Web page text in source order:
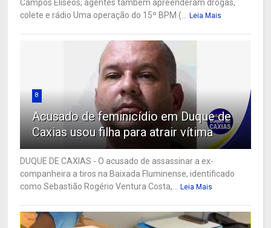
Campos Elíseos; agentes também apreenderam drogas,
colete e rádio Uma operação do 15º BPM (...
Leia Mais
8
Acusado de feminicídio em Duque de
Caxias usou filha para atrair vítima
DUQUE DE CAXIAS - O acusado de assassinar a ex-
companheira a tiros na Baixada Fluminense, identificado
como Sebastião Rogério Ventura Costa,...
Leia Mais